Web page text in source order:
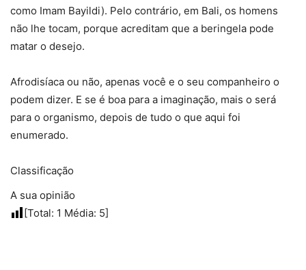
como Imam Bayildi). Pelo contrário, em Bali, os homens
não lhe tocam, porque acreditam que a beringela pode
matar o desejo.
Afrodisíaca ou não, apenas você e o seu companheiro o
podem dizer. E se é boa para a imaginação, mais o será
para o organismo, depois de tudo o que aqui foi
enumerado.
Classificação
A sua opinião
[Total: 1 Média: 5]